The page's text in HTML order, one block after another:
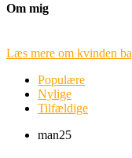
Om mig
Læs mere om kvinden
Populære
Nylige
Tilfældige
man25